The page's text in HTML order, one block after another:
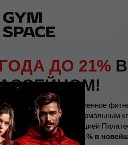
ДО 21%
для себя ультрасовременное
3 бассейнами, термальным
программ, студией
Получите выгоду до 21% в